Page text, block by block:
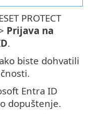
PROTECT
Prijava na
.
biste dohvatili
Entra ID
dopuštenje.